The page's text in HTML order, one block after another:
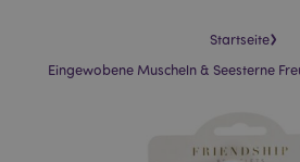
Startseite›
Eingewobene Muscheln & Seesterne